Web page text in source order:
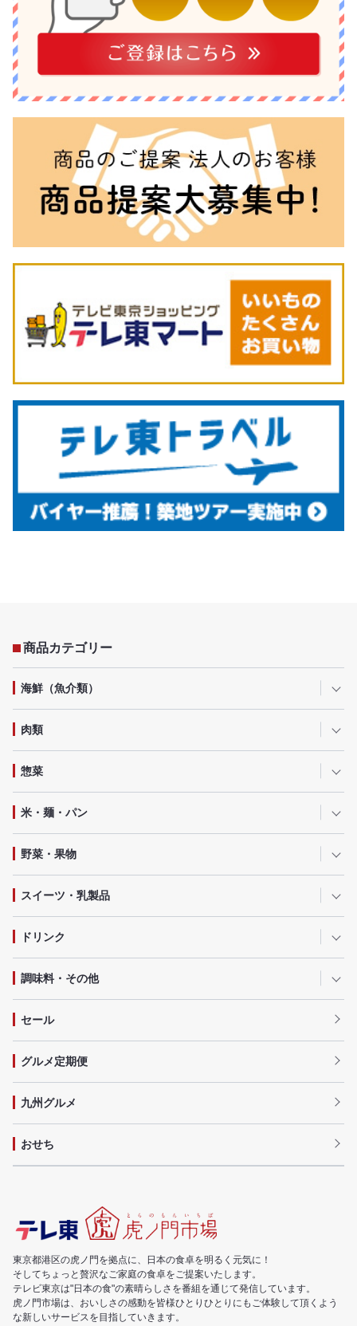
商品カテゴリー
海鮮（魚介類）
肉類
惣菜
米・麺・パン
野菜・果物
スイーツ・乳製品
ドリンク
調味料・その他
セール
グルメ定期便
九州グルメ
おせち
東京都港区の虎ノ門を拠点に、日本の食卓を明るく元気に！
そしてちょっと贅沢なご家庭の食卓をご提案いたします。
テレビ東京は"日本の食"の素晴らしさを番組を通じて発信しています。
虎ノ門市場は、おいしさの感動を皆様ひとりひとりにもご体験して頂くよう
な新しいサービスを目指していきます。